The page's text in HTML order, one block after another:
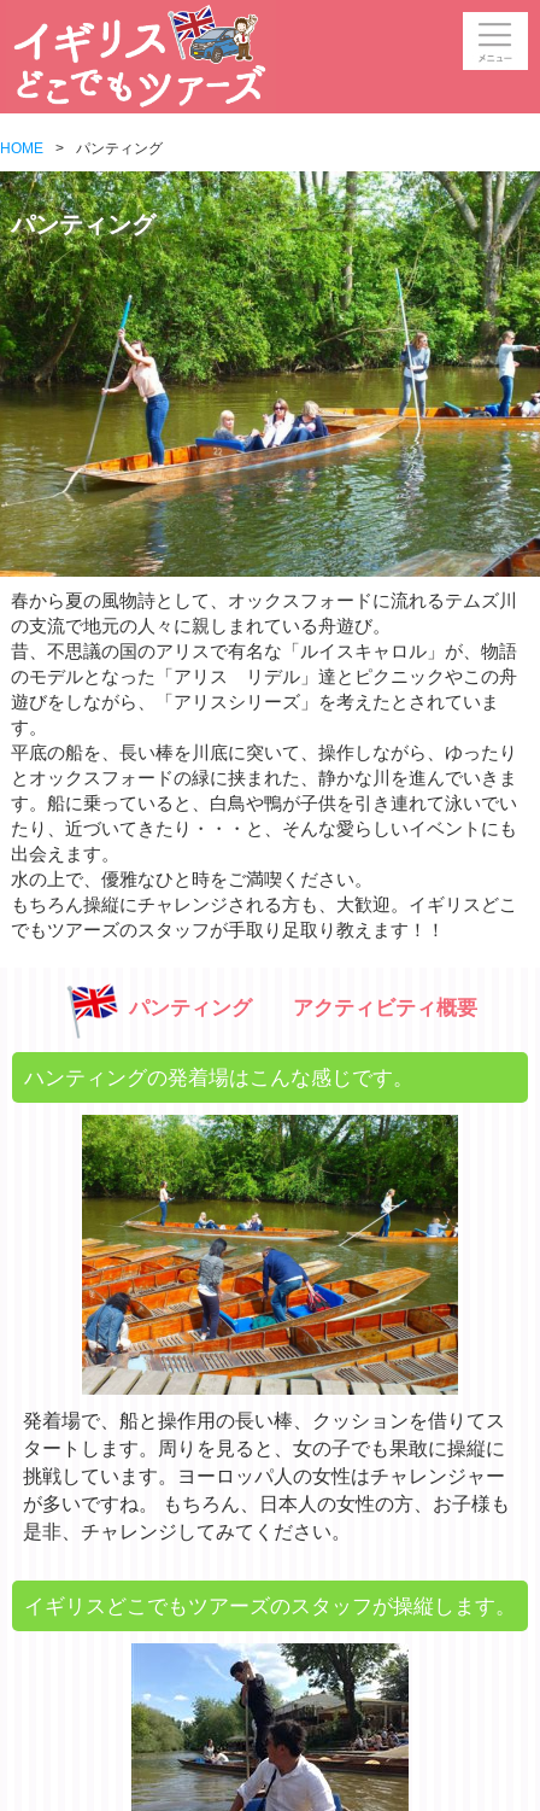
HOME パンティング
パンティング
春から夏の風物詩として、オックスフォードに流れるテムズ川
の支流で地元の人々に親しまれている舟遊び。
昔、不思議の国のアリスで有名な「ルイスキャロル」が、物語
のモデルとなった「アリス リデル」達とピクニックやこの舟
遊びをしながら、「アリスシリーズ」を考えたとされていま
す。
平底の船を、長い棒を川底に突いて、操作しながら、ゆったり
とオックスフォードの緑に挟まれた、静かな川を進んでいきま
す。船に乗っていると、白鳥や鴨が子供を引き連れて泳いでい
たり、近づいてきたり・・・と、そんな愛らしいイベントにも
出会えます。
水の上で、優雅なひと時をご満喫ください。
もちろん操縦にチャレンジされる方も、大歓迎。イギリスどこ
でもツアーズのスタッフが手取り足取り教えます！！
パンティング アクティビティ概要
ハンティングの発着場はこんな感じです。
発着場で、船と操作用の長い棒、クッションを借りてス
タートします。周りを見ると、女の子でも果敢に操縦に
挑戦しています。ヨーロッパ人の女性はチャレンジャー
が多いですね。 もちろん、日本人の女性の方、お子様も
是非、チャレンジしてみてください。
イギリスどこでもツアーズのスタッフが操縦します。